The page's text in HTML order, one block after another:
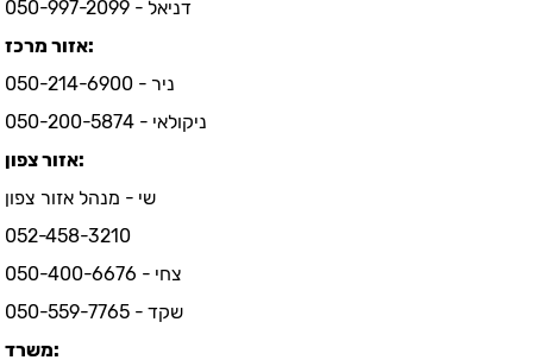
דניאל - 050-997-2099
אזור מרכז:
ניר - 050-214-6900
ניקולאי - 050-200-5874
אזור צפון:
שי - מנהל אזור צפון
052-458-3210
צחי - 050-400-6676
שקד - 050-559-7765
משרד: